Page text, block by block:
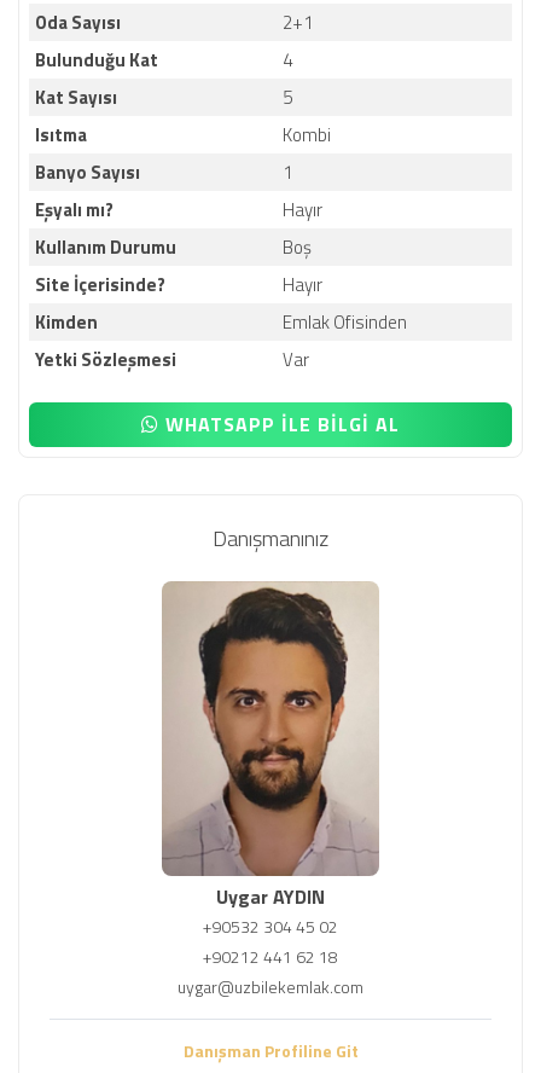
Oda Sayısı
Bulunduğu Kat
Kat Sayısı
Isıtma
Banyo Sayısı
Eşyalı mı?
Kullanım Durumu
Site İçerisinde?
Kimden
Yetki Sözleşmesi
2+1
4
5
Kombi
1
Hayır
Boş
Hayır
Emlak Ofisinden
Var
WHATSAPP İLE BİLGİ AL
Danışmanınız
Uygar AYDIN
+90532 304 45 02
+90212 441 62 18
uygar@uzbilekemlak.com
Danışman Profiline Git